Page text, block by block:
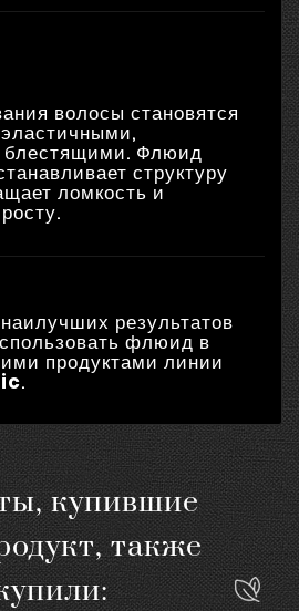
волосы становятся
Флюид
структуру
ломкость и
результатов
флюид в
продуктами линии
.
купившие
также